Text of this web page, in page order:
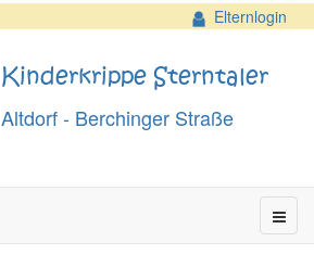
Elternlogin
Kinderkrippe Sterntaler
Altdorf - Berchinger Straße